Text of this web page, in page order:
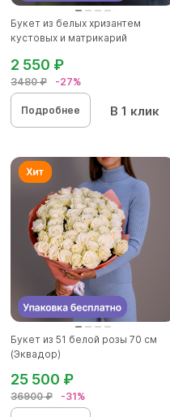
Букет из белых хризантем
кустовых и матрикарий
3480 ₽ -27%
2 550 ₽
Подробнее В 1 клик
Букет из 51 белой розы 70 см
(Эквадор)
36900 ₽ -31%
25 500 ₽